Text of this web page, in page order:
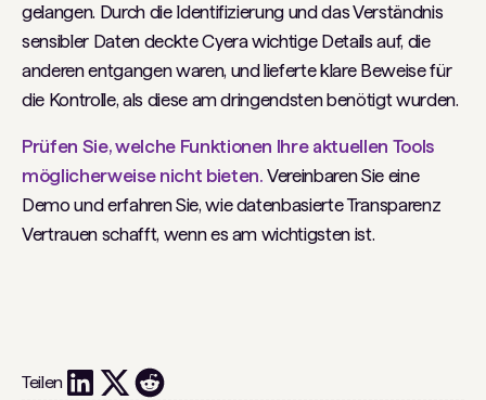
gelangen. Durch die Identifizierung und das Verständnis
sensibler Daten deckte Cyera wichtige Details auf, die
anderen entgangen waren, und lieferte klare Beweise für
die Kontrolle, als diese am dringendsten benötigt wurden.
Prüfen Sie, welche Funktionen Ihre aktuellen Tools
möglicherweise nicht bieten.Vereinbaren Sie eine
Demo und erfahren Sie, wie datenbasierte Transparenz
Vertrauen schafft, wenn es am wichtigsten ist.
Teilen